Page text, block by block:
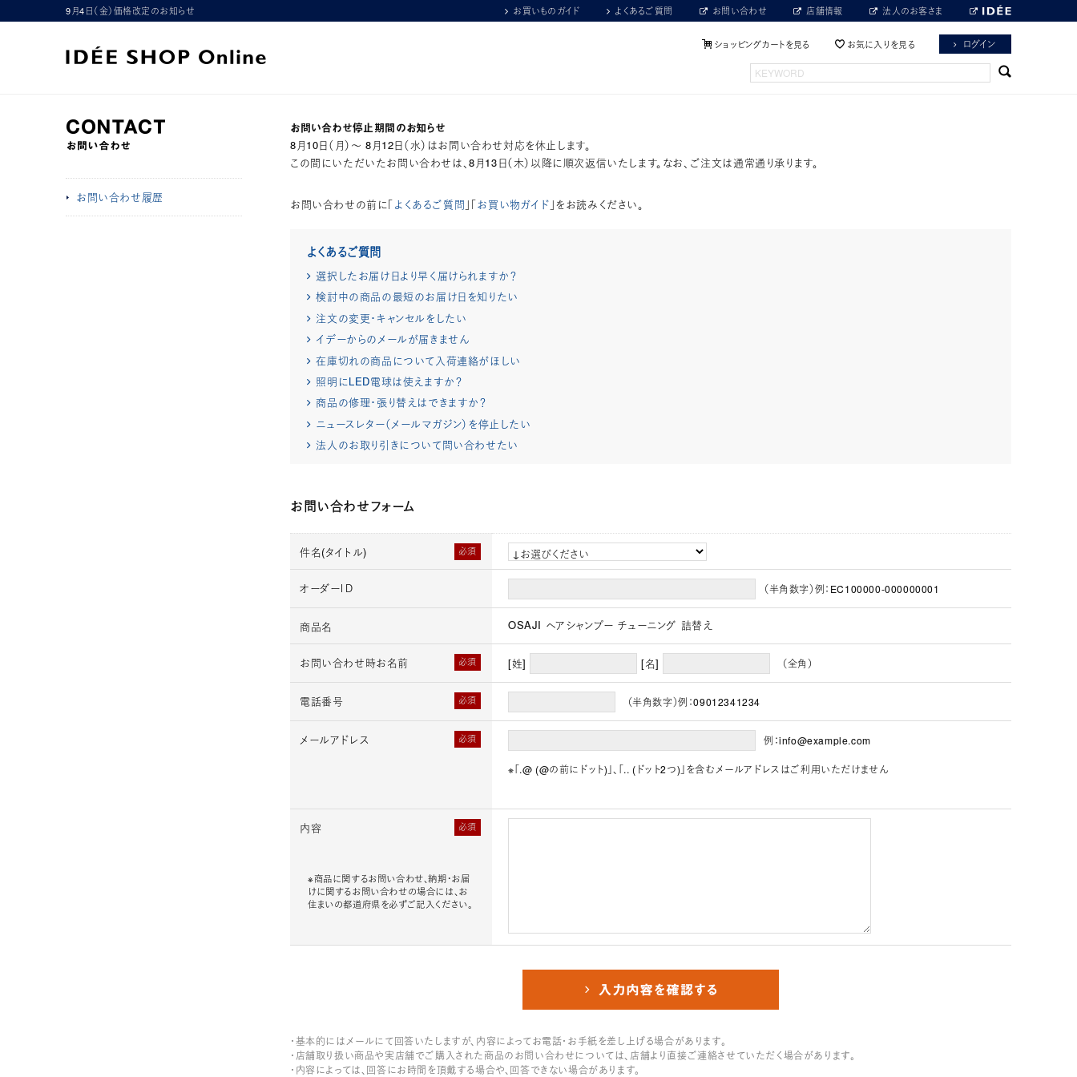
9月4日（金）価格改定のお知らせ お買いものガイド よくあるご質問 お問い合わせ 店舗情報 法人のお客さま
ショッピングカートを見る お気に入りを見る ログイン
お問い合わせ履歴
お問い合わせ停止期間のお知らせ
8月10日（月）～ 8月12日（水）はお問い合わせ対応を休止します。
この間にいただいたお問い合わせは、8月13日（木）以降に順次返信いたします。なお、ご注文は通常通り承ります。
お問い合わせの前に「よくあるご質問 」「お買い物ガイド 」をお読みください。
よくあるご質問
選択したお届け日より早く届けられますか？
検討中の商品の最短のお届け日を知りたい
注文の変更・キャンセルをしたい
イデーからのメールが届きません
在庫切れの商品について入荷連絡がほしい
照明にLED電球は使えますか？
商品の修理・張り替えはできますか？
ニュースレター（メールマガジン）を停止したい
法人のお取り引きについて問い合わせたい
お問い合わせフォーム
必須
件名(タイトル)
オーダーＩＤ （半角数字）例：EC100000-000000001
商品名 OSAJI ヘアシャンプー チューニング 詰替え
必須
お問い合わせ時お名前 [姓] [名] （全角）
必須
電話番号 （半角数字）例：09012341234
必須
メールアドレス 例：info@example.com
※「.@ (@の前にドット)」、「.. (ドット2つ)」を含むメールアドレスはご利用いただけません
必須
内容
※商品に関するお問い合わせ、納期・お届
けに関するお問い合わせの場合には、お
住まいの都道府県を必ずご記入ください。
・基本的にはメールにて回答いたしますが、内容によってお電話・お手紙を差し上げる場合があります。
・店舗取り扱い商品や実店舗でご購入された商品のお問い合わせについては、店舗より直接ご連絡させていただく場合があります。
・内容によっては、回答にお時間を頂戴する場合や、回答できない場合があります。